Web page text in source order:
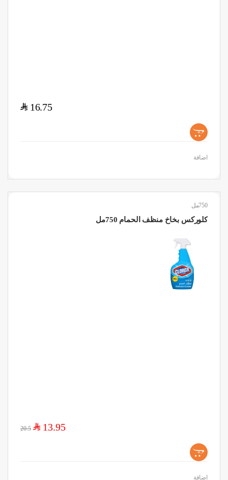
16.75
$
+
اضافة
750مل
كلوركس بخاخ منظف الحمام 750مل
13.95
$
20.5
+
اضافة